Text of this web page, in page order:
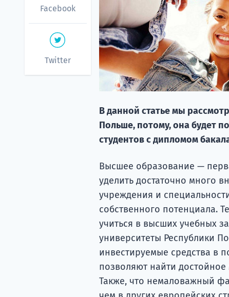
Facebook
Twitter
В данной статье мы
Польше, потому, она будет
студентов с дипломом
Высшее образование —
уделить достаточно много
учреждения и
собственного потенциала.
учиться в высших учебных
университеты Республики
инвестируемые средства в
позволяют найти
Также, что немаловажный